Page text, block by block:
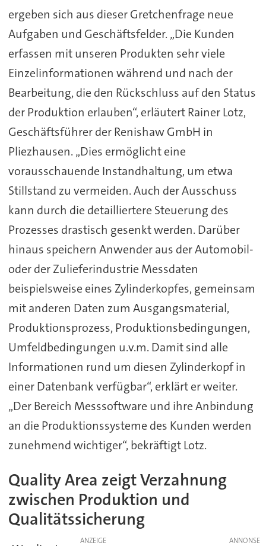
ergeben sich aus dieser Gretchenfrage neue
Aufgaben und Geschäftsfelder. „Die Kunden
erfassen mit unseren Produkten sehr viele
Einzelinformationen während und nach der
Bearbeitung, die den Rückschluss auf den Status
der Produktion erlauben“, erläutert Rainer Lotz,
Geschäftsführer der Renishaw GmbH in
Pliezhausen. „Dies ermöglicht eine
vorausschauende Instandhaltung, um etwa
Stillstand zu vermeiden. Auch der Ausschuss
kann durch die detailliertere Steuerung des
Prozesses drastisch gesenkt werden. Darüber
hinaus speichern Anwender aus der Automobil-
oder der Zulieferindustrie Messdaten
beispielsweise eines Zylinderkopfes, gemeinsam
mit anderen Daten zum Ausgangsmaterial,
Produktionsprozess, Produktionsbedingungen,
Umfeldbedingungen u.v.m. Damit sind alle
Informationen rund um diesen Zylinderkopf in
einer Datenbank verfügbar“, erklärt er weiter.
„Der Bereich Messsoftware und ihre Anbindung
an die Produktionssysteme des Kunden werden
zunehmend wichtiger“, bekräftigt Lotz.
Quality Area zeigt Verzahnung
zwischen Produktion und
Qualitätssicherung
ANZEIGE